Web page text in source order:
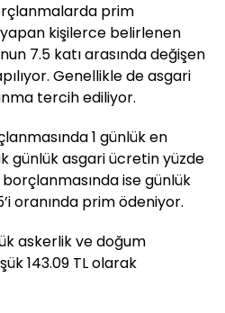
prim
kişilerce belirlenen
7.5 katı arasında değişen
Genellikle de asgari
tercih ediliyor.
1 günlük en
günlük asgari ücretin yüzde
borçlanmasında ise günlük
oranında prim ödeniyor.
askerlik ve doğum
143.09 TL olarak